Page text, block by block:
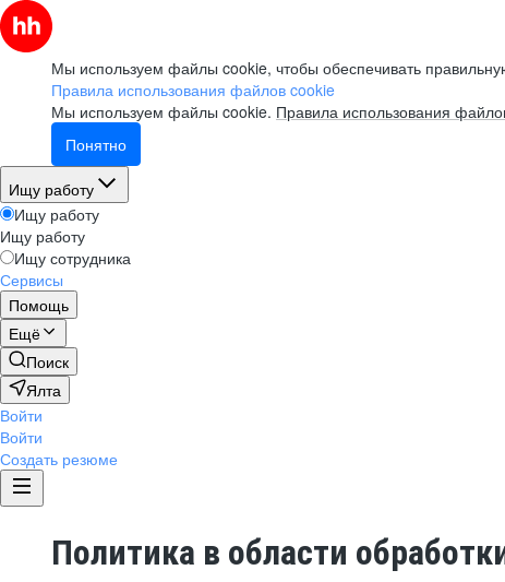
Мы используем файлы cookie, чтобы обеспечивать
Правила использования файлов cookie
Мы используем файлы cookie. Правила использования
Понятно
Ищу работу
Ищу работу
Ищу работу
Ищу сотрудника
Сервисы
Помощь
Ещё
Поиск
Ялта
Войти
Войти
Создать резюме
Политика в области